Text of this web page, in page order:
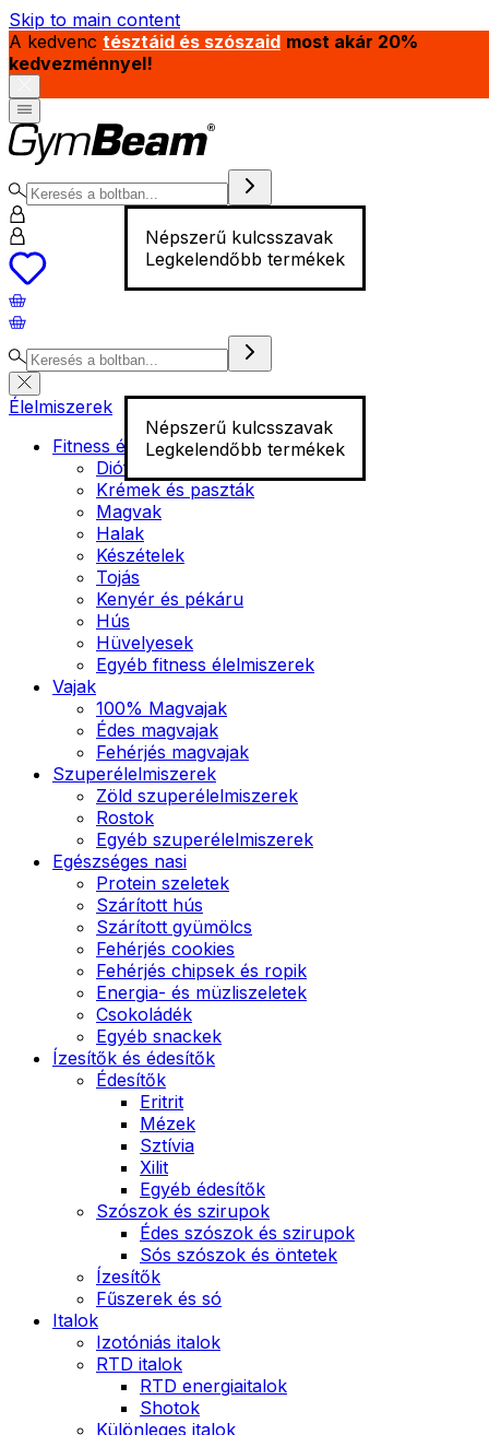
Skip to main content
A kedvenc tésztáid és szószaid most akár 20%
kedvezménnyel!
Népszerű kulcsszavak
Legkelendőbb termékek
Népszerű kulcsszavak
Legkelendőbb termékek
Élelmiszerek
Fitness élelmiszer
Diófélék
Krémek és paszták
Magvak
Halak
Készételek
Tojás
Kenyér és pékáru
Hús
Hüvelyesek
Egyéb fitness élelmiszerek
Vajak
100% Magvajak
Édes magvajak
Fehérjés magvajak
Szuperélelmiszerek
Zöld szuperélelmiszerek
Rostok
Egyéb szuperélelmiszerek
Egészséges nasi
Protein szeletek
Szárított hús
Szárított gyümölcs
Fehérjés cookies
Fehérjés chipsek és ropik
Energia- és müzliszeletek
Csokoládék
Egyéb snackek
Ízesítők és édesítők
Édesítők
Eritrit
Mézek
Sztívia
Xilit
Egyéb édesítők
Szószok és szirupok
Édes szószok és szirupok
Sós szószok és öntetek
Ízesítők
Fűszerek és só
Italok
Izotóniás italok
RTD italok
RTD energiaitalok
Shotok
Különleges italok